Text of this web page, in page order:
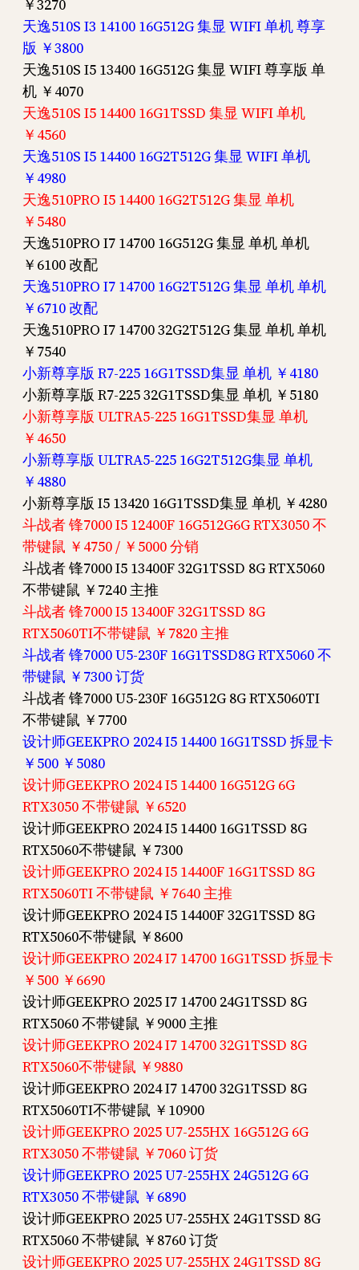
￥3270
天逸510S I3 14100 16G512G 集显 WIFI 单机 尊享
版 ￥3800
天逸510S I5 13400 16G512G 集显 WIFI 尊享版 单
机 ￥4070
天逸510S I5 14400 16G1TSSD 集显 WIFI 单机
￥4560
天逸510S I5 14400 16G2T512G 集显 WIFI 单机
￥4980
天逸510PRO I5 14400 16G2T512G 集显 单机
￥5480
天逸510PRO I7 14700 16G512G 集显 单机 单机
￥6100 改配
天逸510PRO I7 14700 16G2T512G 集显 单机 单机
￥6710 改配
天逸510PRO I7 14700 32G2T512G 集显 单机 单机
￥7540
小新尊享版 R7-225 16G1TSSD集显 单机 ￥4180
小新尊享版 R7-225 32G1TSSD集显 单机 ￥5180
小新尊享版 ULTRA5-225 16G1TSSD集显 单机
￥4650
小新尊享版 ULTRA5-225 16G2T512G集显 单机
￥4880
小新尊享版 I5 13420 16G1TSSD集显 单机 ￥4280
斗战者 锋7000 I5 12400F 16G512G6G RTX3050 不
带键鼠 ￥4750 / ￥5000 分销
斗战者 锋7000 I5 13400F 32G1TSSD 8G RTX5060
不带键鼠 ￥7240 主推
斗战者 锋7000 I5 13400F 32G1TSSD 8G
RTX5060TI不带键鼠 ￥7820 主推
斗战者 锋7000 U5-230F 16G1TSSD8G RTX5060 不
带键鼠 ￥7300 订货
斗战者 锋7000 U5-230F 16G512G 8G RTX5060TI
不带键鼠 ￥7700
设计师GEEKPRO 2024 I5 14400 16G1TSSD 拆显卡
￥500 ￥5080
设计师GEEKPRO 2024 I5 14400 16G512G 6G
RTX3050 不带键鼠 ￥6520
设计师GEEKPRO 2024 I5 14400 16G1TSSD 8G
RTX5060不带键鼠 ￥7300
设计师GEEKPRO 2024 I5 14400F 16G1TSSD 8G
RTX5060TI 不带键鼠 ￥7640 主推
设计师GEEKPRO 2024 I5 14400F 32G1TSSD 8G
RTX5060不带键鼠 ￥8600
设计师GEEKPRO 2024 I7 14700 16G1TSSD 拆显卡
￥500 ￥6690
设计师GEEKPRO 2025 I7 14700 24G1TSSD 8G
RTX5060 不带键鼠 ￥9000 主推
设计师GEEKPRO 2024 I7 14700 32G1TSSD 8G
RTX5060不带键鼠 ￥9880
设计师GEEKPRO 2024 I7 14700 32G1TSSD 8G
RTX5060TI不带键鼠 ￥10900
设计师GEEKPRO 2025 U7-255HX 16G512G 6G
RTX3050 不带键鼠 ￥7060 订货
设计师GEEKPRO 2025 U7-255HX 24G512G 6G
RTX3050 不带键鼠 ￥6890
设计师GEEKPRO 2025 U7-255HX 24G1TSSD 8G
RTX5060 不带键鼠 ￥8760 订货
设计师GEEKPRO 2025 U7-255HX 24G1TSSD 8G